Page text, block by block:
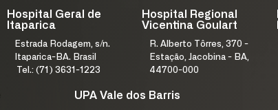
Hospital Geral de
Itaparica
Estrada Rodagem, s/n.
Itaparica-BA. Brasil
Tel.: (71) 3631-1223
Hospital Regional
Vicentina Goulart
R. Alberto Tôrres, 370 -
Estação, Jacobina - BA,
44700-000
UPA Vale dos Barris